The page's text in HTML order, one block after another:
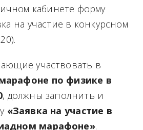
кабинете форму
на участие в конкурсном
участвовать в
по физике в
, должны заполнить и
«Заявка на участие в
марафоне».